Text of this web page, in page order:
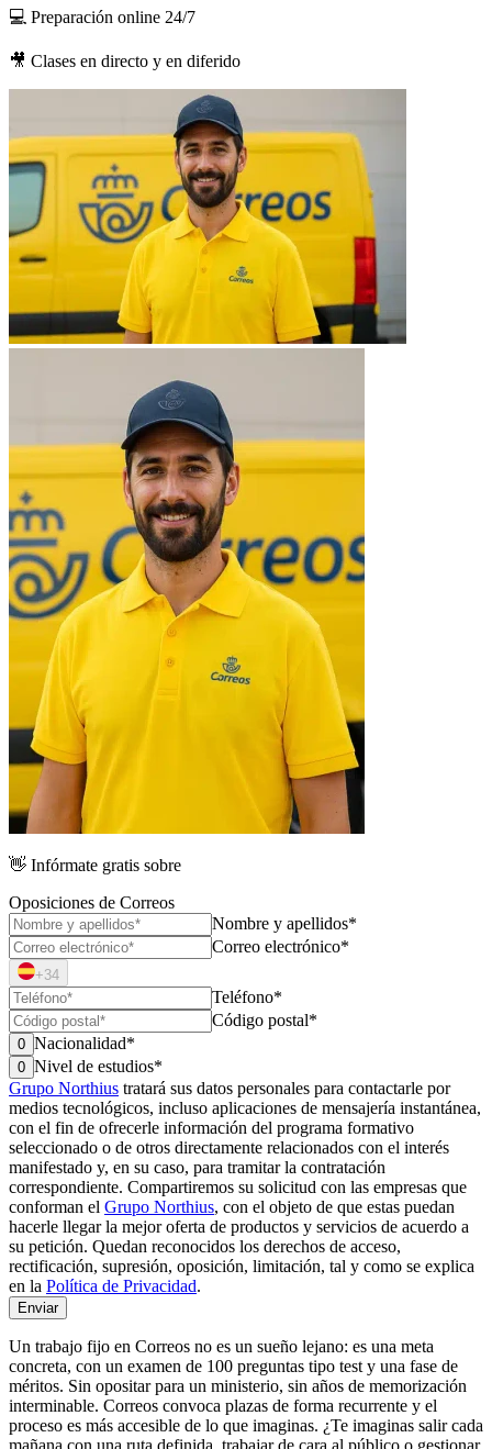
💻 Preparación online 24/7
🎥 Clases en directo y en diferido
👋 Infórmate gratis sobre
Oposiciones de Correos
Nombre y apellidos*
Correo electrónico*
+34
Teléfono*
Código postal*
0 Nacionalidad*
0 Nivel de estudios*
Grupo Northius tratará sus datos personales para contactarle por
medios tecnológicos, incluso aplicaciones de mensajería instantánea,
con el fin de ofrecerle información del programa formativo
seleccionado o de otros directamente relacionados con el interés
manifestado y, en su caso, para tramitar la contratación
correspondiente. Compartiremos su solicitud con las empresas que
conforman el Grupo Northius, con el objeto de que estas puedan
hacerle llegar la mejor oferta de productos y servicios de acuerdo a
su petición. Quedan reconocidos los derechos de acceso,
rectificación, supresión, oposición, limitación, tal y como se explica
en la Política de Privacidad.
Enviar
Un trabajo fijo en Correos no es un sueño lejano: es una meta
concreta, con un examen de 100 preguntas tipo test y una fase de
méritos. Sin opositar para un ministerio, sin años de memorización
interminable. Correos convoca plazas de forma recurrente y el
proceso es más accesible de lo que imaginas. ¿Te imaginas salir cada